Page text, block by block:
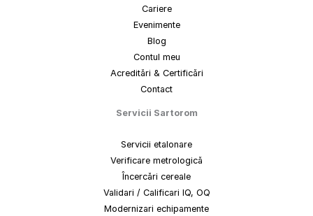
Cariere
Evenimente
Blog
Contul meu
Acreditări & Certificări
Contact
Servicii Sartorom
Servicii etalonare
Verificare metrologică
Încercări cereale
Validari / Calificari IQ, OQ
Modernizari echipamente